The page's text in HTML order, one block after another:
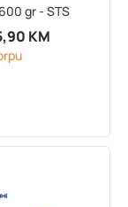
gr - STS
KM